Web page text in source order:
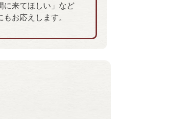
に来てほしい」など
もお応えします。